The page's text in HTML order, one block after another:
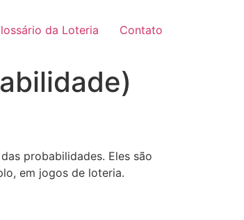
da Loteria Contato
probabilidades. Eles são
em jogos de loteria.